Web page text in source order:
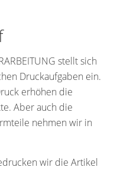
stellt sich
Druckaufgaben ein.
erhöhen die
Aber auch die
nehmen wir in
wir die Artikel